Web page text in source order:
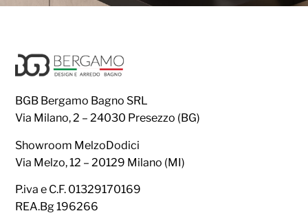
BGB Bergamo Bagno SRL
Via Milano, 2 – 24030 Presezzo (BG)
Showroom MelzoDodici
Via Melzo, 12 – 20129 Milano (MI)
P.iva e C.F. 01329170169
REA.Bg 196266